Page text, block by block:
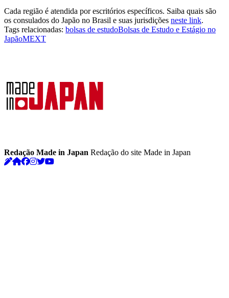
Cada região é atendida por escritórios específicos. Saiba quais são
os consulados do Japão no Brasil e suas jurisdições neste link.
Tags relacionadas: bolsas de estudoBolsas de Estudo e Estágio no
JapãoMEXT
Redação Made in Japan Redação do site Made in Japan